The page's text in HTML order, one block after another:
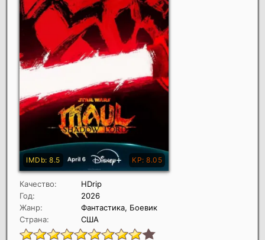
Качество:
HDrip
Год:
2026
Жанр:
Фантастика, Боевик
Страна:
США